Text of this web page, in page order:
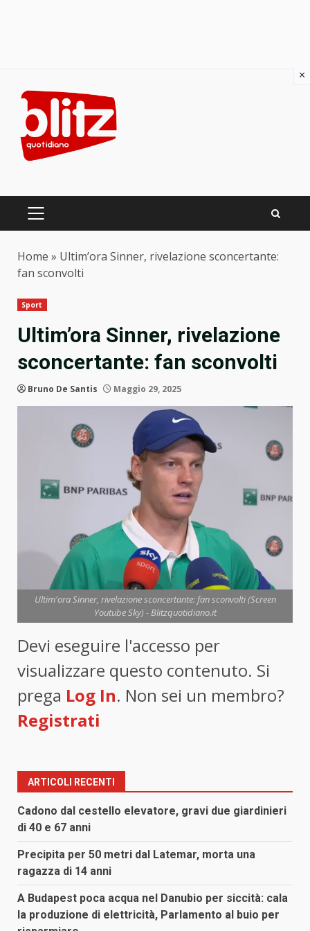
content
PRIMARY
Home » Ultim’ora Sinner, rivelazione sconcertante:
fan sconvolti
Sport
Ultim’ora Sinner, rivelazione
sconcertante: fan sconvolti
Bruno De Santis Maggio 29, 2025
Ultim'ora Sinner, rivelazione sconcertante: fan sconvolti (Screen
Youtube Sky) - Blitzquotidiano.it
Devi eseguire l'accesso per
visualizzare questo contenuto. Si
prega Log In. Non sei un membro?
Registrati
ARTICOLI RECENTI
Cadono dal cestello elevatore, gravi due giardinieri
di 40 e 67 anni
Precipita per 50 metri dal Latemar, morta una
ragazza di 14 anni
A Budapest poca acqua nel Danubio per siccità: cala
la produzione di elettricità, Parlamento al buio per
×